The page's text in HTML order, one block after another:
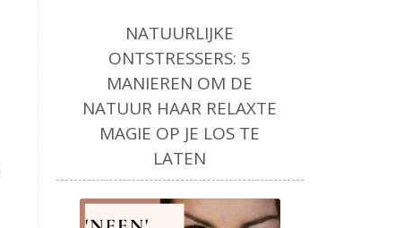
NATUURLIJKE
ONTSTRESSERS: 5
MANIEREN OM DE
NATUUR HAAR RELAXTE
MAGIE OP JE LOS TE
LATEN